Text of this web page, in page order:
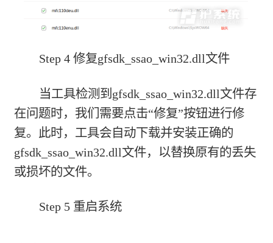
Step 4 修复gfsdk_ssao_win32.dll文件
当工具检测到gfsdk_ssao_win32.dll文件存
在问题时，我们需要点击“修复”按钮进行修
复。此时，工具会自动下载并安装正确的
gfsdk_ssao_win32.dll文件，以替换原有的丢失
或损坏的文件。
Step 5 重启系统